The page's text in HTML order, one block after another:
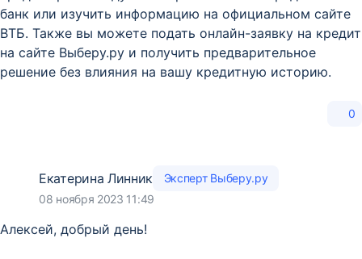
банк или изучить информацию на официальном сайте
ВТБ. Также вы можете подать онлайн-заявку на кредит
на сайте Выберу.ру и получить предварительное
решение без влияния на вашу кредитную историю.
0
Екатерина Линник
Эксперт Выберу.ру
08 ноября 2023 11:49
Алексей, добрый день!